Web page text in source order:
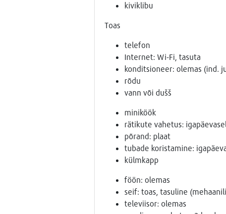
kiviklibu
Toas
telefon
Internet: Wi-Fi, tasuta
konditsioneer: olemas (ind.
rõdu
vann või dušš
miniköök
rätikute vahetus:
põrand: plaat
tubade koristamine:
külmkapp
föön: olemas
seif: toas, tasuline
televiisor: olemas